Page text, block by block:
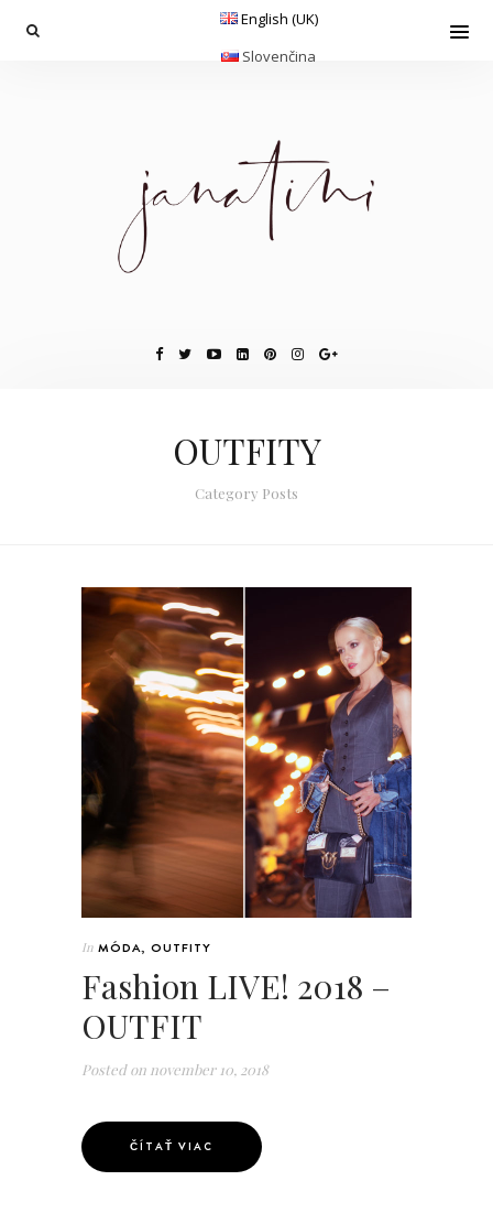
English (UK)
Slovenčina
OUTFITY
Category Posts
In MÓDA, OUTFITY
Fashion LIVE! 2018 –
OUTFIT
Posted on november 10, 2018
ČÍTAŤ VIAC